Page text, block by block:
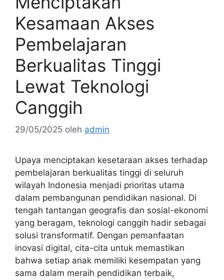
Kesamaan Akses
Pembelajaran
Berkualitas Tinggi
Lewat Teknologi
Canggih
29/05/2025 oleh admin
Upaya menciptakan kesetaraan akses terhadap
pembelajaran berkualitas tinggi di seluruh
wilayah Indonesia menjadi prioritas utama
dalam pembangunan pendidikan nasional. Di
tengah tantangan geografis dan sosial-ekonomi
yang beragam, teknologi canggih hadir sebagai
solusi transformatif. Dengan pemanfaatan
inovasi digital, cita-cita untuk memastikan
bahwa setiap anak memiliki kesempatan yang
sama dalam meraih pendidikan terbaik,